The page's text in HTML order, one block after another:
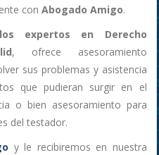
con Abogado Amigo.
expertos en Derecho
, ofrece asesoramiento
sus problemas y asistencia
que pudieran surgir en el
o bien asesoramiento para
del testador.
y le recibiremos en nuestra